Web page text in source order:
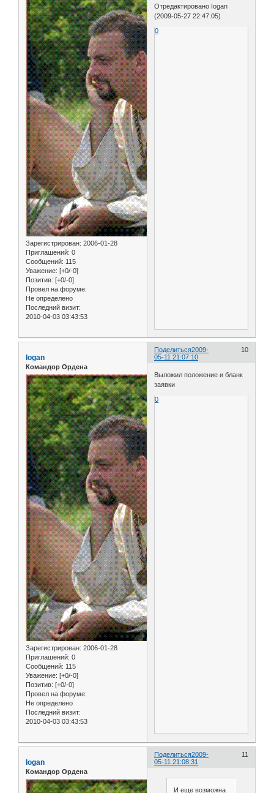
Зарегистрирован: 2006-01-28
Приглашений: 0
Сообщений: 115
Уважение: [+0/-0]
Позитив: [+0/-0]
Провел на форуме:
Не определено
Последний визит:
2010-04-03 03:43:53
Отредактировано Iogan
(2009-05-27 22:47:05)
0
Поделиться 10
2009-
05-11 21:07:10
Iogan
Командор Ордена
Зарегистрирован: 2006-01-28
Приглашений: 0
Сообщений: 115
Уважение: [+0/-0]
Позитив: [+0/-0]
Провел на форуме:
Не определено
Последний визит:
2010-04-03 03:43:53
Выложил положение и бланк
заявки
0
Поделиться 11
2009-
05-11 21:08:31
Iogan
Командор Ордена
И еще возможна